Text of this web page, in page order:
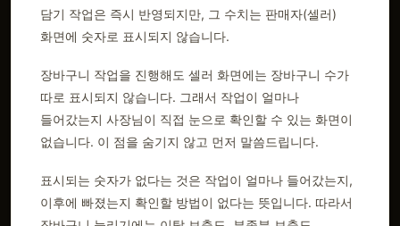
담기 작업은 즉시 반영되지만, 그 수치는 판매자(셀러)
화면에 숫자로 표시되지 않습니다.
장바구니 작업을 진행해도 셀러 화면에는 장바구니 수가
따로 표시되지 않습니다. 그래서 작업이 얼마나
들어갔는지 사장님이 직접 눈으로 확인할 수 있는 화면이
없습니다. 이 점을 숨기지 않고 먼저 말씀드립니다.
표시되는 숫자가 없다는 것은 작업이 얼마나 들어갔는지,
이후에 빠졌는지 확인할 방법이 없다는 뜻입니다. 따라서